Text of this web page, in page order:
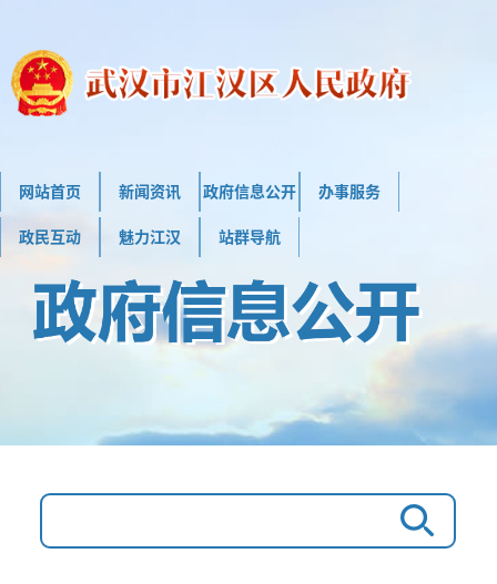
网站首页 新闻资讯 政府信息公开 办事服务
政民互动 魅力江汉 站群导航